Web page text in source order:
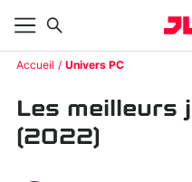
Accueil Univers PC
Les meilleurs
(2022)